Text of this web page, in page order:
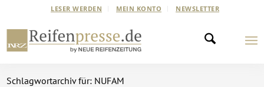
LESER WERDEN MEIN KONTO NEWSLETTER
Schlagwortarchiv für: NUFAM